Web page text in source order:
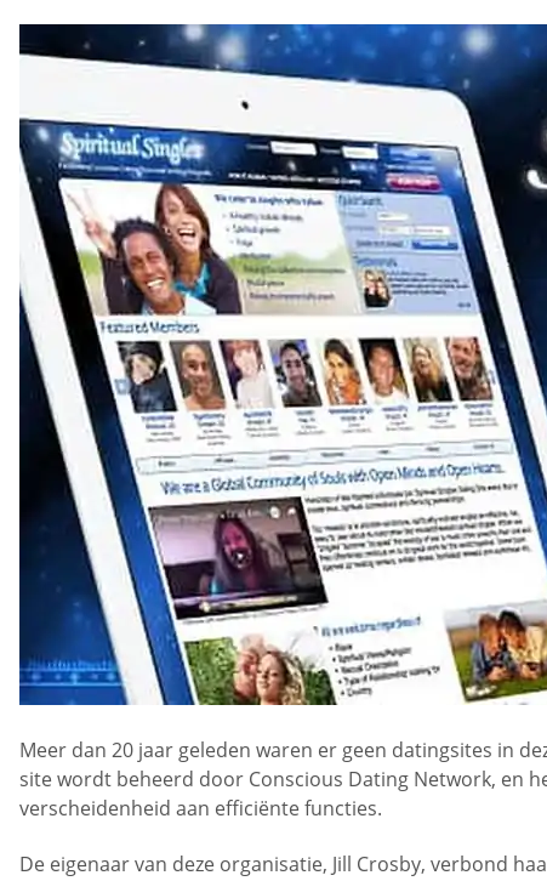
Meer dan 20 jaar geleden waren er geen datingsites in
site wordt beheerd door Conscious Dating Network, en
verscheidenheid aan efficiënte functies.
De eigenaar van deze organisatie, Jill Crosby, verbond